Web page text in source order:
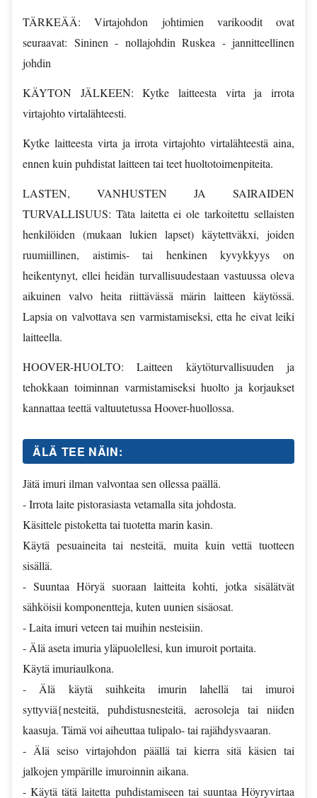
TÄRKEÄÄ: Virtajohdon johtimien varikoodit ovat
seuraavat: Sininen - nollajohdin Ruskea - jannitteellinen
johdin
KÄYTON JÄLKEEN: Kytke laitteesta virta ja irrota
virtajohto virtalähteesti.
Kytke laitteesta virta ja irrota virtajohto virtalähteestä aina,
ennen kuin puhdistat laitteen tai teet huoltotoimenpiteita.
LASTEN, VANHUSTEN JA SAIRAIDEN
TURVALLISUUS: Tàta laitetta ei ole tarkoitettu sellaisten
henkilöiden (mukaan lukien lapset) käytettväkxi, joiden
ruumiillinen, aistimis- tai henkinen kyvykkyys on
heikentynyt, ellei heidän turvallisuudestaan vastuussa oleva
aikuinen valvo heita riittävässä märin laitteen käytössä.
Lapsia on valvottava sen varmistamiseksi, etta he eivat leiki
laitteella.
HOOVER-HUOLTO: Laitteen käytöturvallisuuden ja
tehokkaan toiminnan varmistamiseksi huolto ja korjaukset
kannattaa teettä valtuutetussa Hoover-huollossa.
ÄLÄ TEE NÄIN:
Jätä imuri ilman valvontaa sen ollessa paällä.
- Irrota laite pistorasiasta vetamalla sita johdosta.
Käsittele pistoketta tai tuotetta marin kasin.
Käytä pesuaineita tai nesteitä, muita kuin vettä tuotteen
sisällä.
- Suuntaa Höryä suoraan laitteita kohti, jotka sisälätvät
sähköisii komponentteja, kuten uunien sisäosat.
- Laita imuri veteen tai muihin nesteisiin.
- Älä aseta imuria yläpuolellesi, kun imuroit portaita.
Käytä imuriaulkona.
- Älä käytä suihkeita imurin lahellä tai imuroi
syttyviä{nesteitä, puhdistusnesteitä, aerosoleja tai niiden
kaasuja. Tämä voi aiheuttaa tulipalo- tai rajähdysvaaran.
- Älä seiso virtajohdon päällä tai kierra sitä käsien tai
jalkojen ympärille imuroinnin aikana.
- Käytä tätä laitetta puhdistamiseen tai suuntaa Höyryvirtaa